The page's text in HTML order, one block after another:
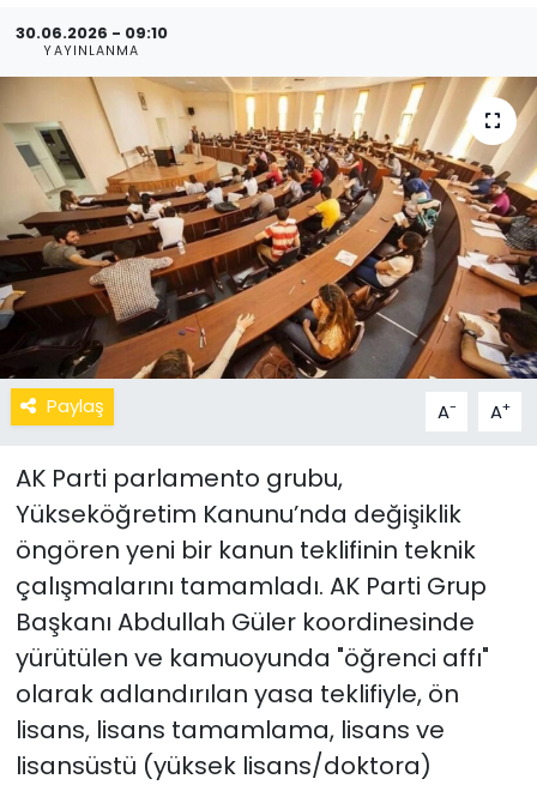
30.06.2026 - 09:10
YAYINLANMA
Paylaş A- A+
AK Parti parlamento grubu,
Yükseköğretim Kanunu’nda değişiklik
öngören yeni bir kanun teklifinin teknik
çalışmalarını tamamladı. AK Parti Grup
Başkanı Abdullah Güler koordinesinde
yürütülen ve kamuoyunda "öğrenci affı"
olarak adlandırılan yasa teklifiyle, ön
lisans, lisans tamamlama, lisans ve
lisansüstü (yüksek lisans/doktora)